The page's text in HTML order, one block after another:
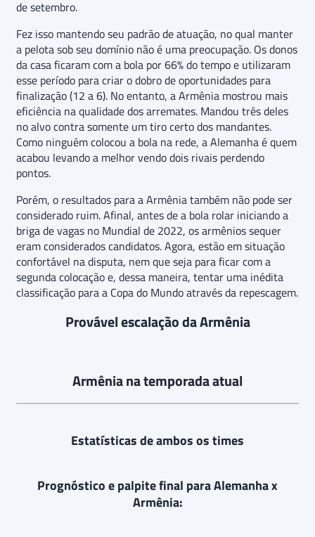
de setembro.
Fez isso mantendo seu padrão de atuação, no qual manter
a pelota sob seu domínio não é uma preocupação. Os donos
da casa ficaram com a bola por 66% do tempo e utilizaram
esse período para criar o dobro de oportunidades para
finalização (12 a 6). No entanto, a Armênia mostrou mais
eficiência na qualidade dos arremates. Mandou três deles
no alvo contra somente um tiro certo dos mandantes.
Como ninguém colocou a bola na rede, a Alemanha é quem
acabou levando a melhor vendo dois rivais perdendo
pontos.
Porém, o resultados para a Armênia também não pode ser
considerado ruim. Afinal, antes de a bola rolar iniciando a
briga de vagas no Mundial de 2022, os armênios sequer
eram considerados candidatos. Agora, estão em situação
confortável na disputa, nem que seja para ficar com a
segunda colocação e, dessa maneira, tentar uma inédita
classificação para a Copa do Mundo através da repescagem.
Provável escalação da Armênia
Armênia na temporada atual
Estatísticas de ambos os times
Prognóstico e palpite final para Alemanha x
Armênia: